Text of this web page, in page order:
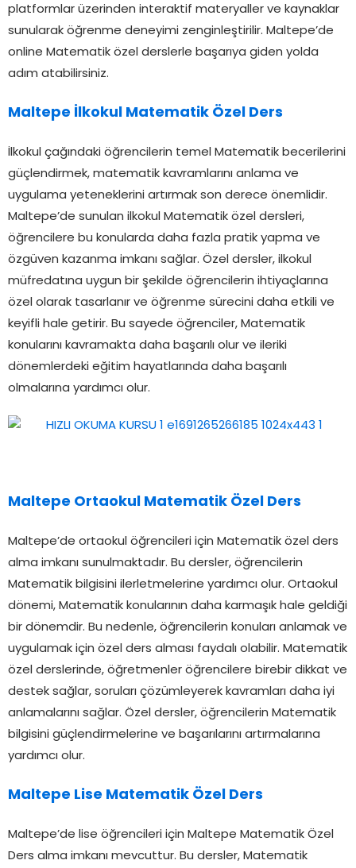
platformlar üzerinden interaktif materyaller ve kaynaklar
sunularak öğrenme deneyimi zenginleştirilir. Maltepe’de
online Matematik özel derslerle başarıya giden yolda
adım atabilirsiniz.
Maltepe İlkokul Matematik Özel Ders
İlkokul çağındaki öğrencilerin temel Matematik becerilerini
güçlendirmek, matematik kavramlarını anlama ve
uygulama yeteneklerini artırmak son derece önemlidir.
Maltepe’de sunulan ilkokul Matematik özel dersleri,
öğrencilere bu konularda daha fazla pratik yapma ve
özgüven kazanma imkanı sağlar. Özel dersler, ilkokul
müfredatına uygun bir şekilde öğrencilerin ihtiyaçlarına
özel olarak tasarlanır ve öğrenme sürecini daha etkili ve
keyifli hale getirir. Bu sayede öğrenciler, Matematik
konularını kavramakta daha başarılı olur ve ileriki
dönemlerdeki eğitim hayatlarında daha başarılı
olmalarına yardımcı olur.
Maltepe Ortaokul Matematik Özel Ders
Maltepe’de ortaokul öğrencileri için Matematik özel ders
alma imkanı sunulmaktadır. Bu dersler, öğrencilerin
Matematik bilgisini ilerletmelerine yardımcı olur. Ortaokul
dönemi, Matematik konularının daha karmaşık hale geldiği
bir dönemdir. Bu nedenle, öğrencilerin konuları anlamak ve
uygulamak için özel ders alması faydalı olabilir. Matematik
özel derslerinde, öğretmenler öğrencilere birebir dikkat ve
destek sağlar, soruları çözümleyerek kavramları daha iyi
anlamalarını sağlar. Özel dersler, öğrencilerin Matematik
bilgisini güçlendirmelerine ve başarılarını artırmalarına
yardımcı olur.
Maltepe Lise Matematik Özel Ders
Maltepe’de lise öğrencileri için Maltepe Matematik Özel
Ders alma imkanı mevcuttur. Bu dersler, Matematik